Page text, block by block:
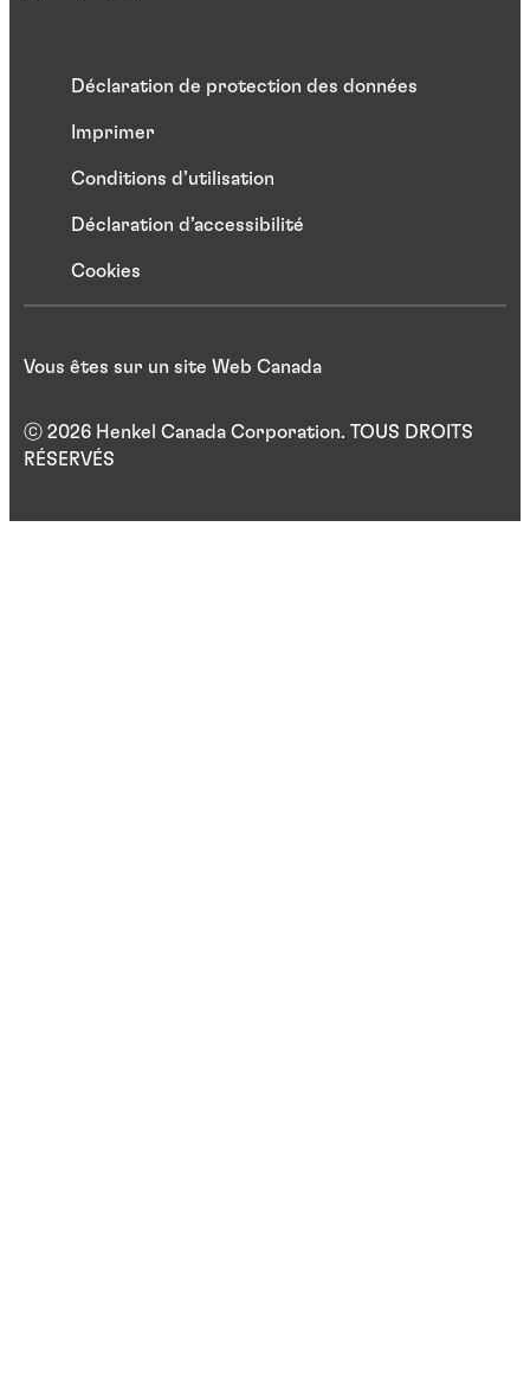
Déclaration de protection des données
Imprimer
Conditions d’utilisation
Déclaration d’accessibilité
Cookies
ⓒ 2026 Henkel Canada Corporation. TOUS DROITS
RÉSERVÉS
Vous êtes sur un site Web Canada